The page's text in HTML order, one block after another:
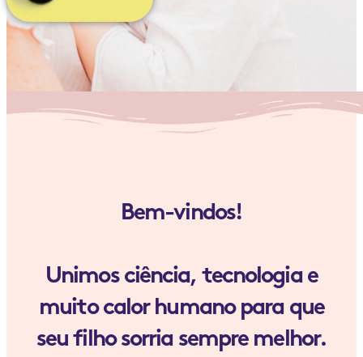
Bem-vindos!
Unimos ciência, tecnologia e
muito calor humano para que
seu filho sorria sempre melhor.